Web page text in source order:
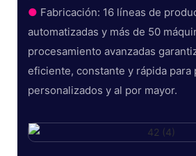
● Fabricación: 16 líneas de
automatizadas y más de 50
procesamiento avanzadas
eficiente, constante y rápida para
personalizados y al por mayor.